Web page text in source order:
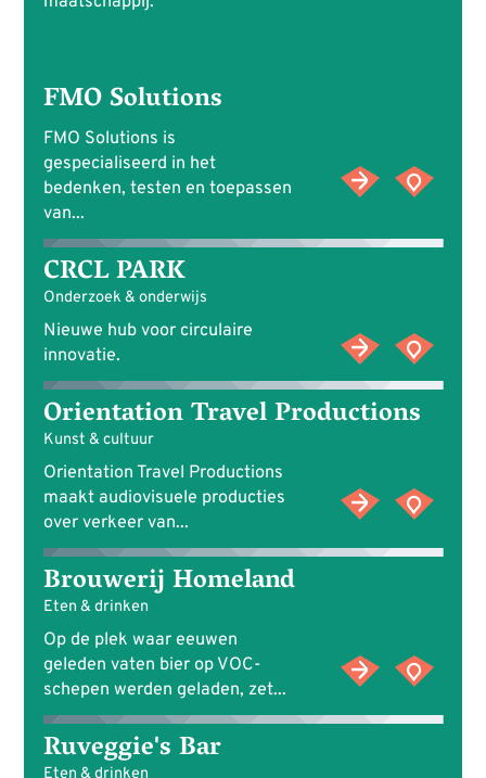
FMO Solutions
FMO Solutions is
gespecialiseerd in het
bedenken, testen en toepassen
van...
CRCL PARK
Onderzoek & onderwijs
Nieuwe hub voor circulaire
innovatie.
Orientation Travel Productions
Kunst & cultuur
Orientation Travel Productions
maakt audiovisuele producties
over verkeer van...
Brouwerij Homeland
Eten & drinken
Op de plek waar eeuwen
geleden vaten bier op VOC-
schepen werden geladen, zet...
Ruveggie's Bar